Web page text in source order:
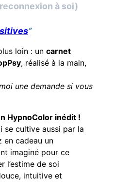
à soi)
”
loin : uncarnet
, réalisé à la main,
une demande si vous
HypnoColor inédit !
se cultive aussi par la
en cadeau un
imaginé pour ce
l’estime de soi
intuitive et